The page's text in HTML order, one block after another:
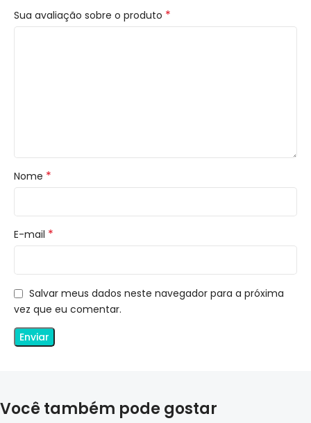
Sua avaliação sobre o produto *
Nome *
E-mail *
Salvar meus dados neste navegador para a próxima
vez que eu comentar.
Você também pode gostar